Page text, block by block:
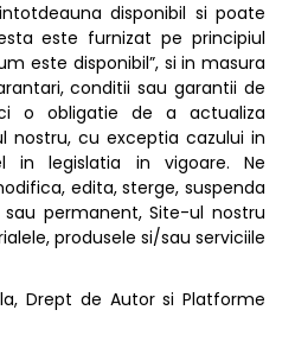
disponibil si poate
este furnizat pe principiul
este disponibil”, si in masura
conditii sau garantii de
o obligatie de a actualiza
nostru, cu exceptia cazului in
in legislatia in vigoare. Ne
edita, sterge, suspenda
permanent, Site-ul nostru
produsele si/sau serviciile
Drept de Autor si Platforme